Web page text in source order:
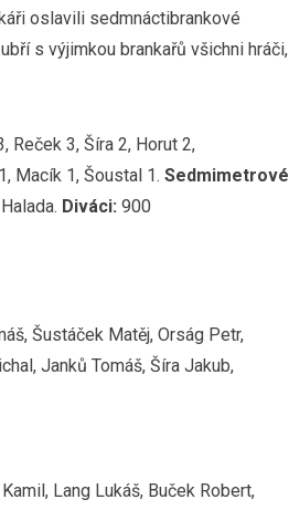
oslavili sedmnáctibrankové
s výjimkou brankařů všichni hráči,
Reček 3, Šíra 2, Horut 2,
Macík 1, Šoustal 1. Sedmimetrové
Diváci: 900
Šustáček Matěj, Orság Petr,
Janků Tomáš, Šíra Jakub,
Lang Lukáš, Buček Robert,